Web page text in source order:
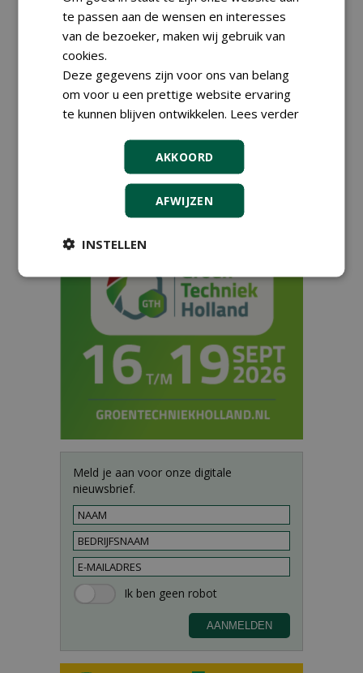
19-06-2023 261 sec
Alle amBOSSadeurs
verzamelen!
17-04-2023 219 sec
Meld je aan voor onze digitale
nieuwsbrief.
te passen aan de wensen en interesses
van de bezoeker, maken wij gebruik van
cookies.
Deze gegevens zijn voor ons van belang
om voor u een prettige website ervaring
te kunnen blijven ontwikkelen. Lees verder
AKKOORD
AFWIJZEN
INSTELLEN